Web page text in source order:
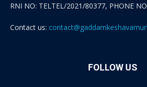
RNI NO: TELTEL/2021/80377, PHONE
Contact us:
FOLLOW US